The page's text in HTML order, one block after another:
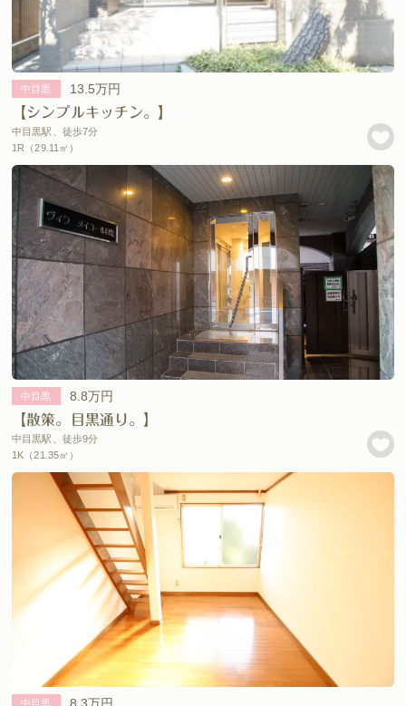
中目黒
13.5万円
【シンプルキッチン。】
中目黒駅、徒歩7分
1R（29.11㎡）
中目黒
8.8万円
【散策。目黒通り。】
中目黒駅、徒歩9分
1K（21.35㎡）
中目黒 8.3万円